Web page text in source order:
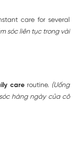
care for several
sóc liên tục trong vài
careroutine. (Uống
hàng ngày của cô